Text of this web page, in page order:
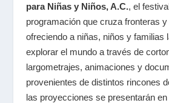
para Niñas y Niños, A.C., el
programación que cruza fronteras
ofreciendo a niñas, niños y familias
explorar el mundo a través de
largometrajes, animaciones y
provenientes de distintos rincones
las proyecciones se presentarán